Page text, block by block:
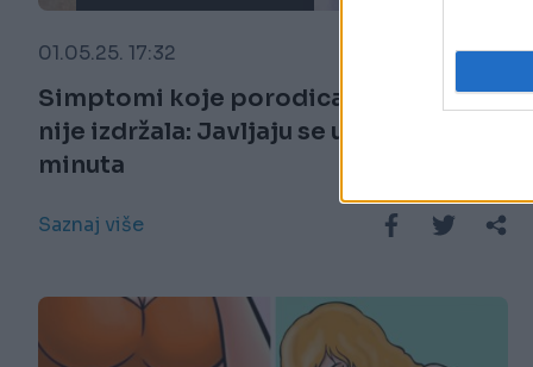
01.05.25. 17:32
Simptomi koje porodica kod Topole
nije izdržala: Javljaju se u roku od par
minuta
Saznaj više